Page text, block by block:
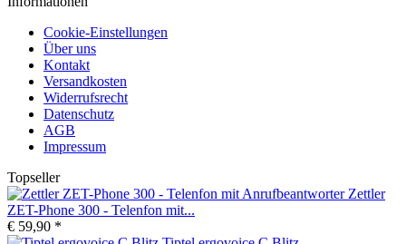
Cookie-Einstellungen
Über uns
Kontakt
Versandkosten
Widerrufsrecht
Datenschutz
AGB
Impressum
Topseller
Zettler
ZET-Phone 300 - Telenfon mit...
€ 59,90 *